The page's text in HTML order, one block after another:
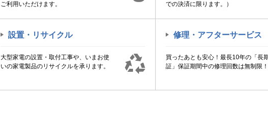
ご利用いただけます。
での決済に限ります。）
設置・リサイクル
大型家電の設置・取付工事や、いまお使
いの家電製品のリサイクルを承ります。
修理・アフターサービス
買ったあとも安心！最長10年の「長
証」保証期間中の修理回数は無制限！